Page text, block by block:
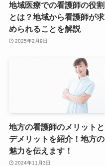
地域医療での看護師の役割
とは？地域から看護師が求
められることを解説
2025年2月9日
地方の看護師のメリットと
デメリットを紹介！地方の
魅力を伝えます！
2024年11月3日